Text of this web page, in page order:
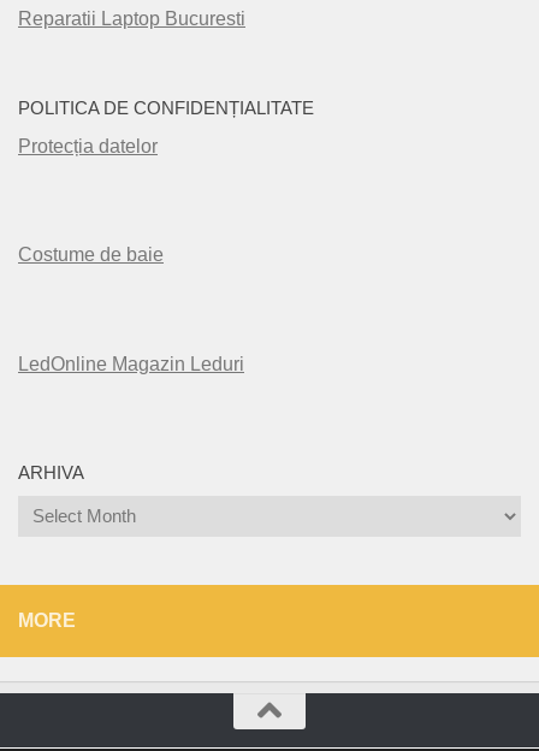
Reparatii Laptop Bucuresti
POLITICA DE CONFIDENȚIALITATE
Protecția datelor
Costume de baie
LedOnline Magazin Leduri
ARHIVA
Arhiva
MORE